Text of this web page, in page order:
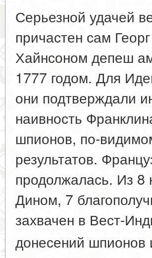
Серьезной удачей
причастен сам
Хайнсоном депеш
1777 годом. Для
они подтверждали
наивность
шпионов, по-
результатов.
продолжалась. Из
Дином, 7
захвачен в Вест-
донесений